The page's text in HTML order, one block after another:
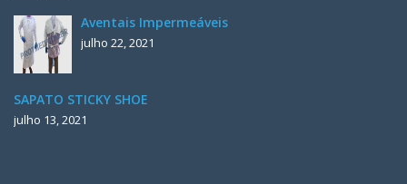
Aventais Impermeáveis
julho 22, 2021
SAPATO STICKY SHOE
julho 13, 2021